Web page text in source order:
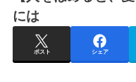
には
ポスト シェア